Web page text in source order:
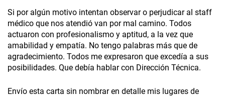
Si por algún motivo intentan observar o perjudicar al staff
médico que nos atendió van por mal camino. Todos
actuaron con profesionalismo y aptitud, a la vez que
amabilidad y empatía. No tengo palabras más que de
agradecimiento. Todos me expresaron que excedía a sus
posibilidades. Que debía hablar con Dirección Técnica.
Envío esta carta sin nombrar en detalle mis lugares de